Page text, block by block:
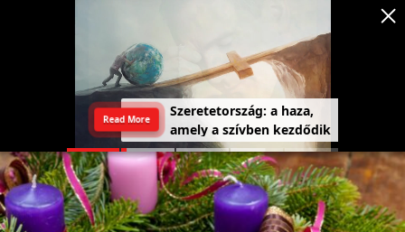
Szeretetország: a haza,
amely a szívben kezdődik
Read More